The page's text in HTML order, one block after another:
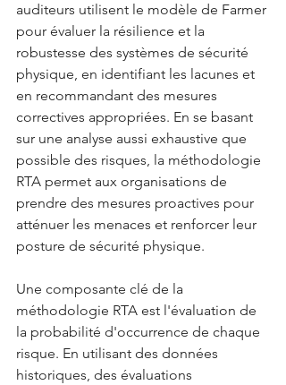
auditeurs utilisent le modèle de Farmer
pour évaluer la résilience et la
robustesse des systèmes de sécurité
physique, en identifiant les lacunes et
en recommandant des mesures
correctives appropriées. En se basant
sur une analyse aussi exhaustive que
possible des risques, la méthodologie
RTA permet aux organisations de
prendre des mesures proactives pour
atténuer les menaces et renforcer leur
posture de sécurité physique.
Une composante clé de la
méthodologie RTA est l'évaluation de
la probabilité d'occurrence de chaque
risque. En utilisant des données
historiques, des évaluations